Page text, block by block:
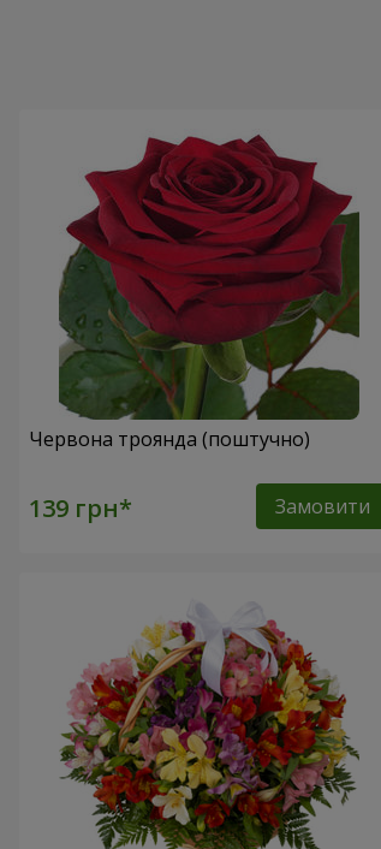
Червона троянда (поштучно)
Замовити